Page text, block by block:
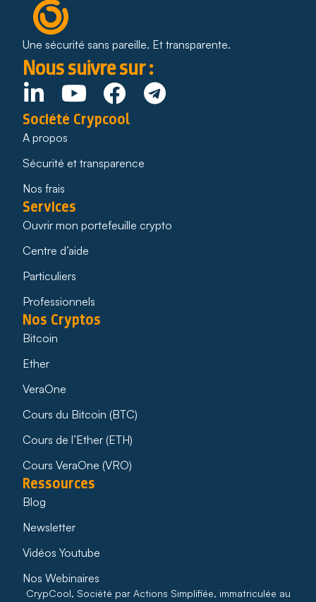
Une sécurité sans pareille. Et transparente.
Nous suivre sur :
Société Crypcool
A propos
Sécurité et transparence
Nos frais
Services
Ouvrir mon portefeuille crypto
Centre d’aide
Particuliers
Professionnels
Nos Cryptos
Bitcoin
Ether
VeraOne
Cours du Bitcoin (BTC)
Cours de l’Ether (ETH)
Cours VeraOne (VRO)
Ressources
Blog
Newsletter
Vidéos Youtube
Nos Webinaires
CrypCool, Société par Actions Simplifiée, immatriculée au